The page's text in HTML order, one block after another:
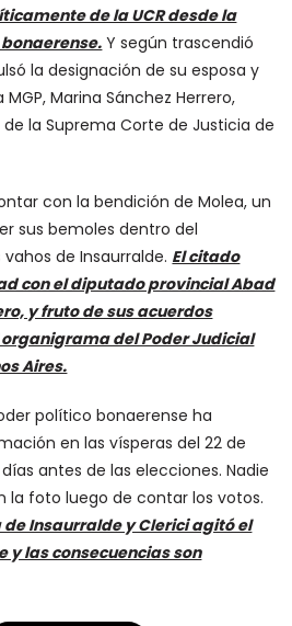
de la UCR desde la
Y según trascendió
la designación de su esposa y
Marina Sánchez Herrero,
la Suprema Corte de Justicia de
con la bendición de Molea, un
sus bemoles dentro del
de Insaurralde. El citado
con el diputado provincial Abad
y fruto de sus acuerdos
del Poder Judicial
Aires.
político bonaerense ha
en las vísperas del 22 de
antes de las elecciones. Nadie
la foto luego de contar los votos.
de Insaurralde y Clerici agitó el
las consecuencias son